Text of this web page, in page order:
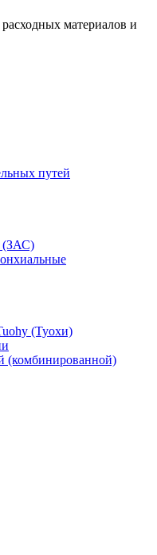
материалов и
путей
(ЗАС)
(Туохи)
(комбинированной)